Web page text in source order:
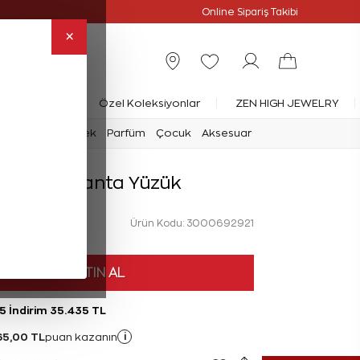
×
Online Sipariş Takibi
Yüzük Özel Koleksiyonlar ZEN HIGH JEWELRY
Erkek Parfüm Çocuk Aksesuar
Karat Pırlanta Yüzük
Ürün Kodu: 3000692921
HEMEN SATIN AL
İndirim 35.435 TL
TL puan kazanın i